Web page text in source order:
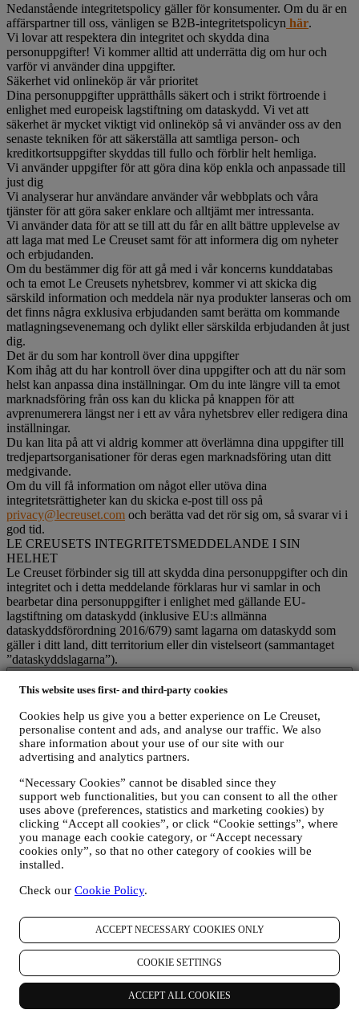
This website uses first- and third-party cookies
Cookies help us give you a better experience on Le Creuset,
personalise content and ads, and analyse our traffic. We also
share information about your use of our site with our
advertising and analytics partners.
“Necessary Cookies” cannot be disabled since they
support web functionalities, but you can consent to all the other
uses above (preferences, statistics and marketing cookies) by
clicking “Accept all cookies”, or click “Cookie settings”, where
you manage each cookie category, or “Accept necessary
cookies only”, so that no other category of cookies will be
installed.
Check our Cookie Policy.
ACCEPT NECESSARY COOKIES ONLY
COOKIE SETTINGS
ACCEPT ALL COOKIES
Nedanstående integritetspolicy gäller för konsumenter. Om du är en
affärspartner till oss, vänligen se B2B-integritetspolicyn här.
Vi lovar att respektera din integritet och skydda dina
personuppgifter! Vi kommer alltid att underrätta dig om hur och
varför vi använder dina uppgifter.
Säkerhet vid onlineköp är vår prioritet
Dina personuppgifter upprätthålls säkert och i strikt förtroende i
enlighet med europeisk lagstiftning om dataskydd. Vi vet att
säkerhet är mycket viktigt vid onlineköp så vi använder oss av den
senaste tekniken för att säkerställa att samtliga person- och
kreditkortsuppgifter skyddas till fullo och förblir helt hemliga.
Vi använder uppgifter för att göra dina köp enkla och anpassade till
just dig
Vi analyserar hur användare använder vår webbplats och våra
tjänster för att göra saker enklare och alltjämt mer intressanta.
Vi använder data för att se till att du får en allt bättre upplevelse av
att laga mat med Le Creuset samt för att informera dig om nyheter
och erbjudanden.
Om du bestämmer dig för att gå med i vår koncerns kunddatabas
och ta emot Le Creusets nyhetsbrev, kommer vi att skicka dig
särskild information och meddela när nya produkter lanseras och om
det finns några exklusiva erbjudanden samt berätta om kommande
matlagningsevenemang och dylikt eller särskilda erbjudanden åt just
dig.
Det är du som har kontroll över dina uppgifter
Kom ihåg att du har kontroll över dina uppgifter och att du när som
helst kan anpassa dina inställningar. Om du inte längre vill ta emot
marknadsföring från oss kan du klicka på knappen för att
avprenumerera längst ner i ett av våra nyhetsbrev eller redigera dina
inställningar.
Du kan lita på att vi aldrig kommer att överlämna dina uppgifter till
tredjepartsorganisationer för deras egen marknadsföring utan ditt
medgivande.
Om du vill få information om något eller utöva dina
integritetsrättigheter kan du skicka e-post till oss på
privacy@lecreuset.com och berätta vad det rör sig om, så svarar vi i
god tid.
LE CREUSETS INTEGRITETSMEDDELANDE I SIN
HELHET
Le Creuset förbinder sig till att skydda dina personuppgifter och din
integritet och i detta meddelande förklaras hur vi samlar in och
bearbetar dina personuppgifter i enlighet med gällande EU-
lagstiftning om dataskydd (inklusive EU:s allmänna
dataskyddsförordning 2016/679) samt lagarna om dataskydd som
gäller i ditt land, ditt territorium eller din vistelseort (sammantaget
”dataskyddslagarna”).
1. När samlar vi in information om dig och vilken typ av information rör
det sig om?
och som gör det möjligt för oss att identifiera dig antingen direkt
eller i kombination med annan information.
Barn: Vi söker inte erhålla information från barn. Du måste ha fyllt
18 år för att kunna använda vår webbplats och våra tjänster.
webbplats (”webbplatsen”), skapar ett Le Creuset-konto, köper en
produkt från Le Creuset via webbplatsen eller i våra Le Creuset-
butiker (Sganture Boutique och Outlet butik) eller prenumererar på
vårt nyhetsbrev. Beroende på vad du begärt eller samtyckt till kan
personuppgifter avse:
kontaktuppgifter (adress och telefonnummer), för att du ska
gästanvändare eller prenumerera på vårt nyhetsbrev via
webbplatsen eller i butik;
uppgifter om dina köp som exempelvis datum och klockslag
för köpet, leveransinformation, produkt- och
betalningsuppgifter, för att hantera dina beställningar;
data om din surfhistorik (t.ex. onlineidentifikatorer - såsom IP-
adress, webbläsarversion, operativsystem, besökslängd samt